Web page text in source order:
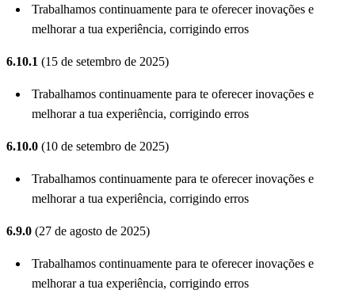
Trabalhamos continuamente para te oferecer inovações e
melhorar a tua experiência, corrigindo erros
6.10.1 (15 de setembro de 2025)
Trabalhamos continuamente para te oferecer inovações e
melhorar a tua experiência, corrigindo erros
6.10.0 (10 de setembro de 2025)
Trabalhamos continuamente para te oferecer inovações e
melhorar a tua experiência, corrigindo erros
6.9.0 (27 de agosto de 2025)
Trabalhamos continuamente para te oferecer inovações e
melhorar a tua experiência, corrigindo erros